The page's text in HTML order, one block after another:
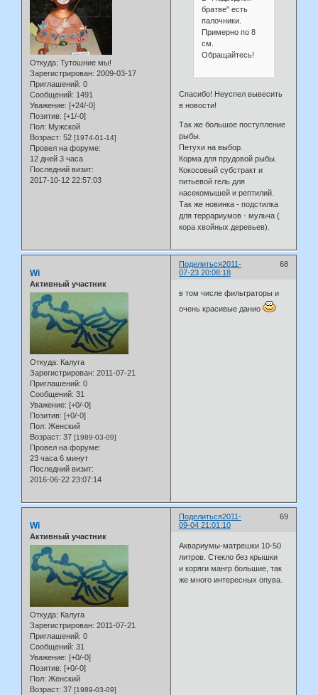
Откуда: Тутошние мы!
Зарегистрирован: 2009-03-17
Приглашений: 0
Сообщений: 1491
Уважение: [+24/-0]
Позитив: [+1/-0]
Пол: Мужской
Возраст: 52 [1974-01-14]
Провел на форуме:
12 дней 3 часа
Последний визит:
2017-10-12 22:57:03
братве" есть
палочники.
Примерно по 8
см.
Обращайтесь!
Спасибо! Неуспел вывесить
в новости!
Так же большое поступление
рыбы.
Петухи на выбор.
Корма для прудовой рыбы.
Кокосовый субстракт и
питьевой гель для
насекомышей и рептилий.
Так же новинка - подстилка
для террариумов - мульча (
кора хвойных деревьев).
Поделиться 68
2011-
07-23 20:08:18
Wi
Активный участник
Откуда: Калуга
Зарегистрирован: 2011-07-21
Приглашений: 0
Сообщений: 31
Уважение: [+0/-0]
Позитив: [+0/-0]
Пол: Женский
Возраст: 37 [1989-03-09]
Провел на форуме:
23 часа 6 минут
Последний визит:
2016-06-22 23:07:14
в том числе фильтраторы и
очень красивые данио
Поделиться 69
2011-
09-04 21:01:10
Wi
Активный участник
Откуда: Калуга
Зарегистрирован: 2011-07-21
Приглашений: 0
Сообщений: 31
Уважение: [+0/-0]
Позитив: [+0/-0]
Пол: Женский
Возраст: 37 [1989-03-09]
Аквариумы-матрешки 10-50
литров. Стекло без крышки
и коряги мангр большие, так
же много интересных опува.